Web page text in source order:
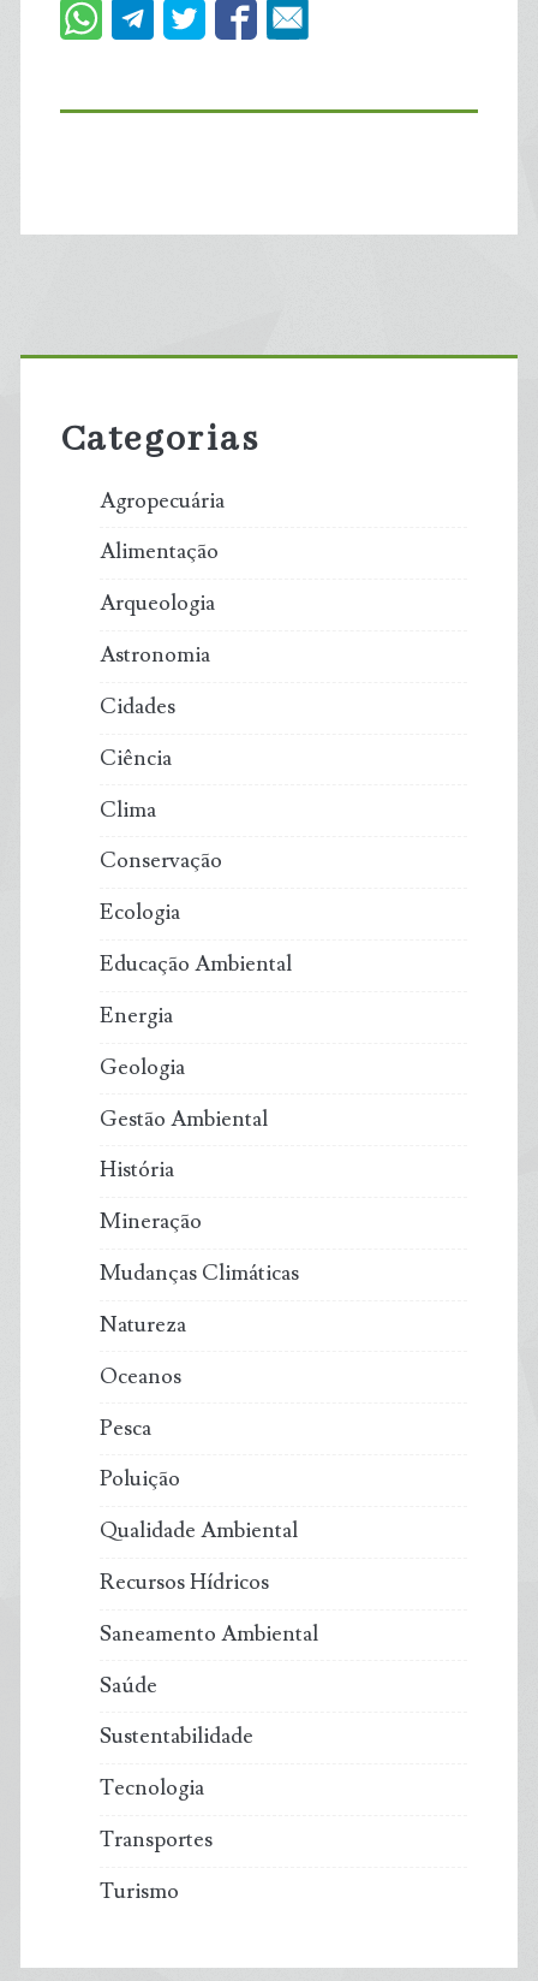
Primary
Sidebar
Categorias
Agropecuária
Alimentação
Arqueologia
Astronomia
Cidades
Ciência
Clima
Conservação
Ecologia
Educação Ambiental
Energia
Geologia
Gestão Ambiental
História
Mineração
Mudanças Climáticas
Natureza
Oceanos
Pesca
Poluição
Qualidade Ambiental
Recursos Hídricos
Saneamento Ambiental
Saúde
Sustentabilidade
Tecnologia
Transportes
Turismo